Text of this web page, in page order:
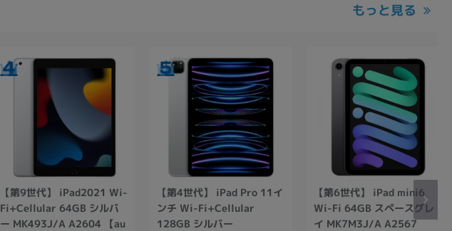
もっと見る
【第9世代】 iPad2021 Wi-
Fi+Cellular 64GB シルバ
ー MK493J/A A2604 【au
【第4世代】 iPad Pro 11イ
ンチ Wi-Fi+Cellular
128GB シルバー
【第6世代】 iPad mini6
Wi-Fi 64GB スペースグレ
イ MK7M3J/A A2567